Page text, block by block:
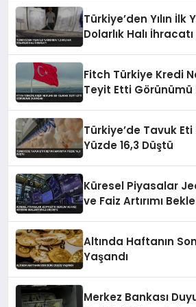
Türkiye’den Yılın İlk
Dolarlık Halı İhracatı
Fitch Türkiye Kredi
Teyit Etti Görünümü
Türkiye’de Tavuk Eti
Yüzde 16,3 Düştü
Küresel Piyasalar
ve Faiz Artırımı
Altında Haftanın
Yaşandı
Merkez Bankası